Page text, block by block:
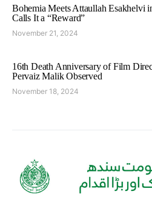
Bohemia Meets Attaullah Esakhelvi
Calls It a “Reward”
November 21, 2024
16th Death Anniversary of Film
Pervaiz Malik Observed
November 18, 2024